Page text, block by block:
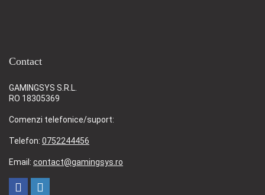
Contact
GAMINGSYS S.R.L.
RO 18305369
Comenzi telefonice/suport:
Telefon: 0752244456
Email: contact@gamingsys.ro